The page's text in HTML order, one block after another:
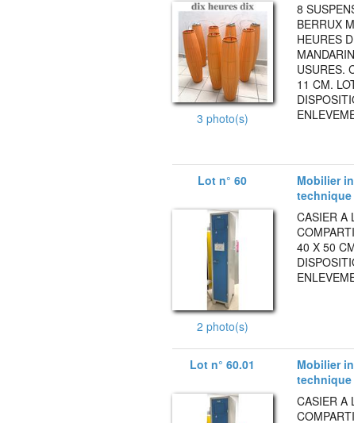
3 photo(s)
8
BERRUX
HEURES
USURES.
11 CM.
Lot n° 60
Mobilier
technique
2 photo(s)
CASIER A
40 X 50
Lot n° 60.01
Mobilier
technique
CASIER A